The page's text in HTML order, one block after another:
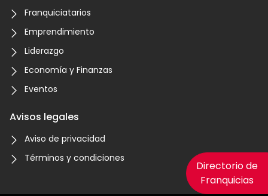
Directorio de
Franquicias
Franquiciatarios
Emprendimiento
Liderazgo
Economía y Finanzas
Eventos
Avisos legales
Aviso de privacidad
Términos y condiciones